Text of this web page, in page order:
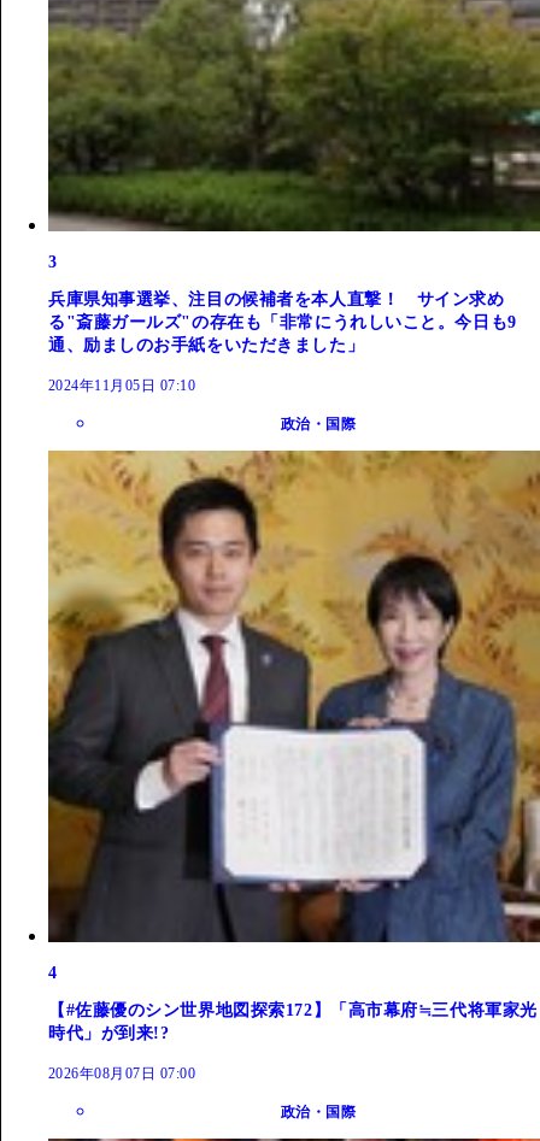
3
兵庫県知事選挙、注目の候補者を本人直撃！ サイン求め
る"斎藤ガールズ"の存在も「非常にうれしいこと。今日も9
通、励ましのお手紙をいただきました」
2024年11月05日 07:10
政治・国際
4
【#佐藤優のシン世界地図探索172】「高市幕府≒三代将軍家光
時代」が到来!?
2026年08月07日 07:00
政治・国際